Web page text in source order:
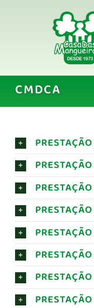
Institucional
Projetos
Programas com
Parceiros
Blog
Contato
Governança
CMDCA